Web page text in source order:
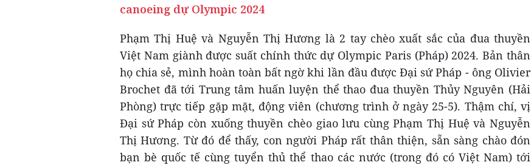
canoeing dự Olympic 2024
Phạm Thị Huệ và Nguyễn Thị Hương là 2 tay chèo xuất sắc của đua thuyền
Việt Nam giành được suất chính thức dự Olympic Paris (Pháp) 2024. Bản thân
họ chia sẻ, mình hoàn toàn bất ngờ khi lần đầu được Đại sứ Pháp - ông Olivier
Brochet đã tới Trung tâm huấn luyện thể thao đua thuyền Thủy Nguyên (Hải
Phòng) trực tiếp gặp mặt, động viên (chương trình ở ngày 25-5). Thậm chí, vị
Đại sứ Pháp còn xuống thuyền chèo giao lưu cùng Phạm Thị Huệ và Nguyễn
Thị Hương. Từ đó để thấy, con người Pháp rất thân thiện, sẵn sàng chào đón
bạn bè quốc tế cùng tuyển thủ thể thao các nước (trong đó có Việt Nam) tới